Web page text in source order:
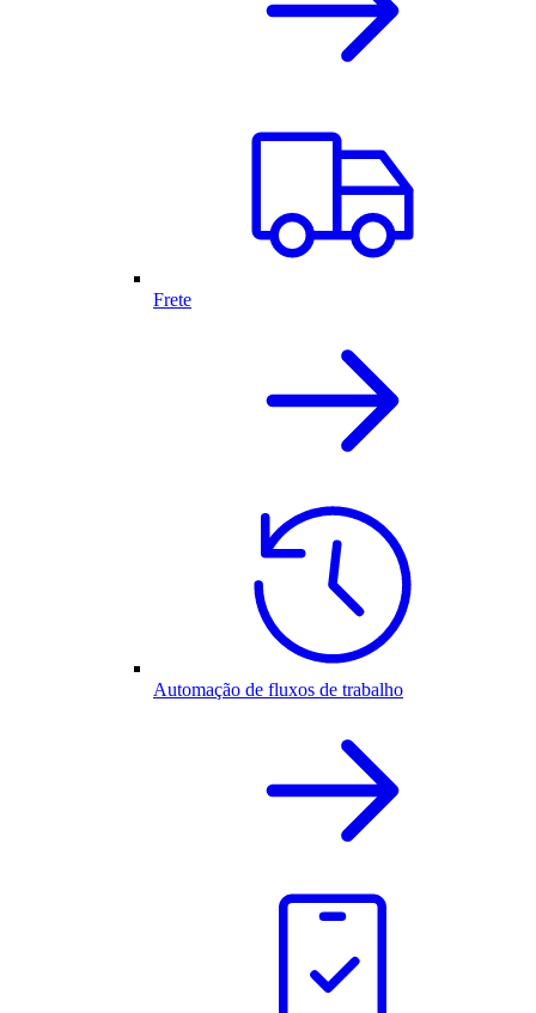
Frete
Automação de fluxos de trabalho